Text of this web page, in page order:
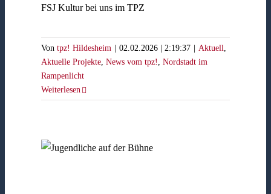
FSJ Kultur bei uns im TPZ
Von tpz! Hildesheim 02.02.2026 | 2:19:37 Aktuell,
Aktuelle Projekte, News vom tpz! , Nordstadt im
Rampenlicht
Weiterlesen